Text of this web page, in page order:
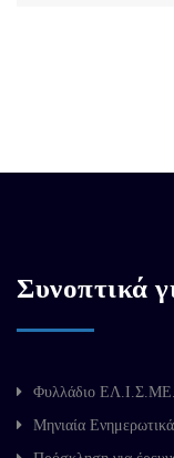
Συνοπτικά
Φυλλάδιο ΕΛ.Ι.Σ.ΜΕ.
Μηνιαία